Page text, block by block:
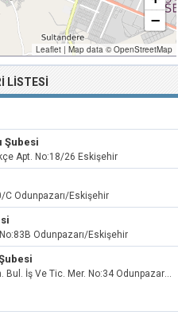
−
Leaflet | Map data ©OpenStreetMap
LISTESI
Şubesi
Apt. No:18/26 Eskişehir
C Odunpazarı/Eskişehir
Odunpazarı/Eskişehir
Eskişehir Organize San. Böl. Tekn. Bul. İş Ve Tic. Mer. No:34 Odunpazarı Eskişehir